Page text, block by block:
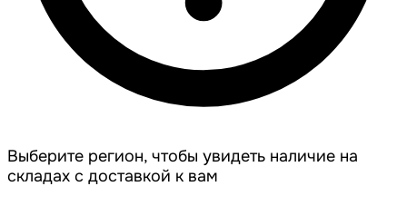
Выберите регион, чтобы увидеть наличие на
складах с доставкой к вам